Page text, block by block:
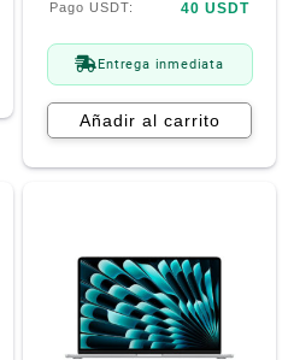
40 USDT
Entrega inmediata
Añadir al carrito